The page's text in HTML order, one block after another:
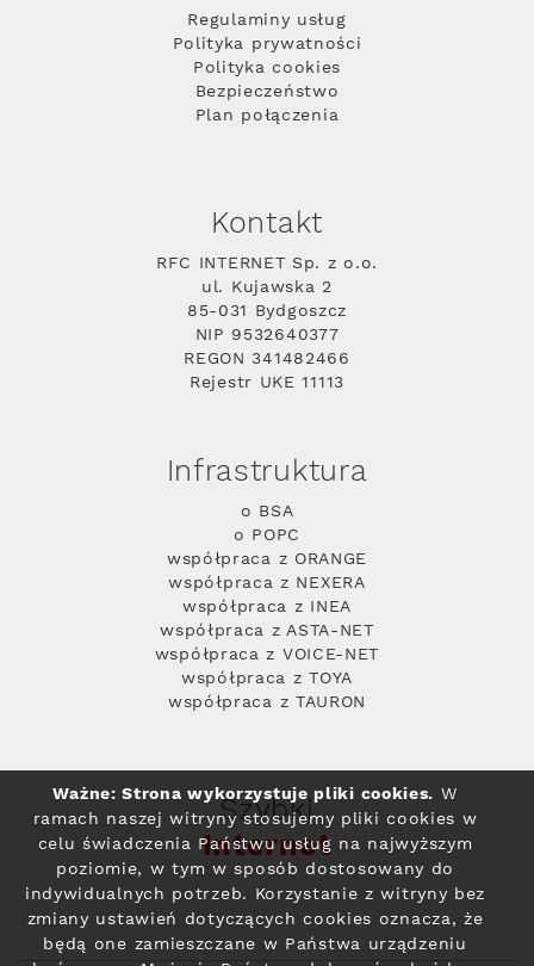
Regulaminy usług
Polityka prywatności
Polityka cookies
Bezpieczeństwo
Plan połączenia
Kontakt
RFC INTERNET Sp. z o.o.
ul. Kujawska 2
85-031 Bydgoszcz
NIP 9532640377
REGON 341482466
Rejestr UKE 11113
Infrastruktura
o BSA
o POPC
współpraca z ORANGE
współpraca z NEXERA
współpraca z INEA
współpraca z ASTA-NET
współpraca z VOICE-NET
współpraca z TOYA
współpraca z TAURON
Szybki
Internet
Ważne: Strona wykorzystuje pliki cookies. W
ramach naszej witryny stosujemy pliki cookies w
celu świadczenia Państwu usług na najwyższym
poziomie, w tym w sposób dostosowany do
indywidualnych potrzeb. Korzystanie z witryny bez
zmiany ustawień dotyczących cookies oznacza, że
będą one zamieszczane w Państwa urządzeniu